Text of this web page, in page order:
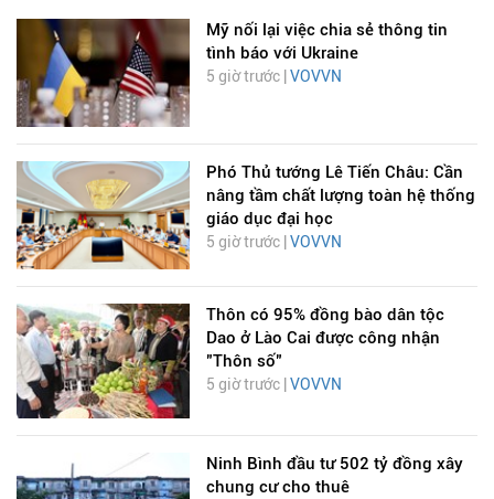
Mỹ nối lại việc chia sẻ thông tin
tình báo với Ukraine
5 giờ trước | VOVVN
Phó Thủ tướng Lê Tiến Châu: Cần
nâng tầm chất lượng toàn hệ thống
giáo dục đại học
5 giờ trước | VOVVN
Thôn có 95% đồng bào dân tộc
Dao ở Lào Cai được công nhận
"Thôn số"
5 giờ trước | VOVVN
Ninh Bình đầu tư 502 tỷ đồng xây
chung cư cho thuê